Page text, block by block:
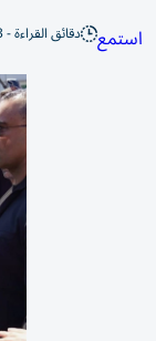
استمع دقائق القراءة - 3